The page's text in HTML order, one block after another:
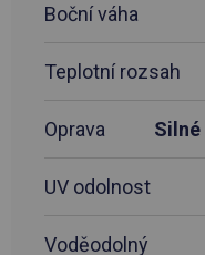
Boční váha
Teplotní rozsah
Oprava
UV odolnost
Voděodolný